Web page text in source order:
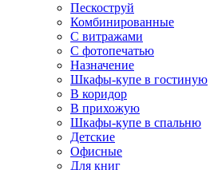
Пескоструй
Комбинированные
С витражами
С фотопечатью
Назначение
Шкафы-купе в гостиную
В коридор
В прихожую
Шкафы-купе в спальню
Детские
Офисные
Для книг